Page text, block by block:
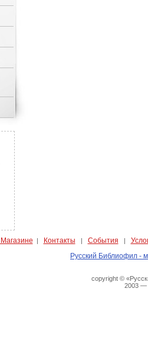
| Контакты | События |
Русский Библиофил -
copyright ©
2003 —